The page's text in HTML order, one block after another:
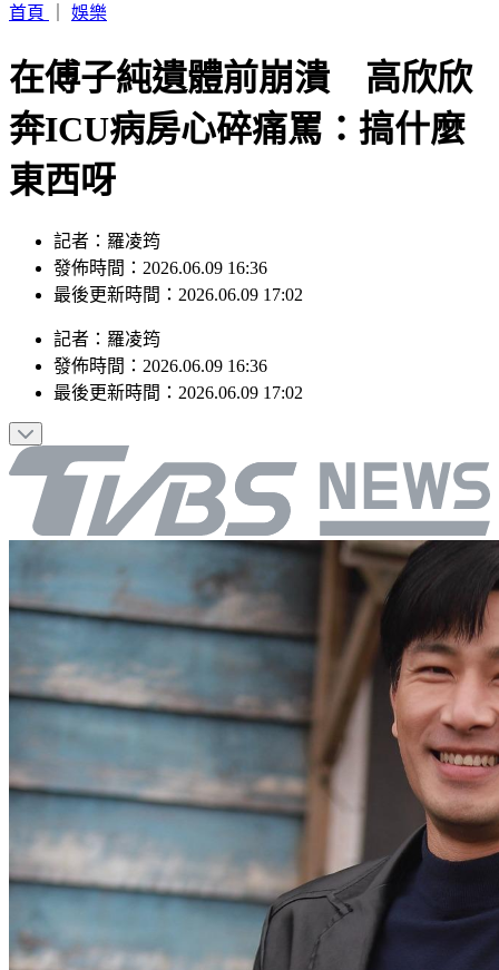
缺失
在傅子純遺體前崩潰 高欣欣
奔ICU病房心碎痛罵：搞什麼
東西呀
記者：羅凌筠
發佈時間：2026.06.09 16:36
記者：羅凌筠
發佈時間：2026.06.09 16:36